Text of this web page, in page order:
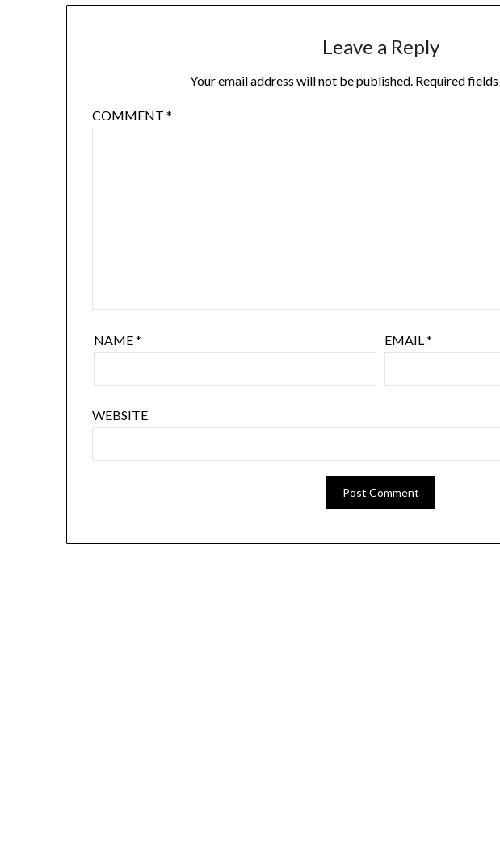
Leave a Reply
Your email address will not be published. Required
COMMENT*
NAME* EMAIL*
WEBSITE